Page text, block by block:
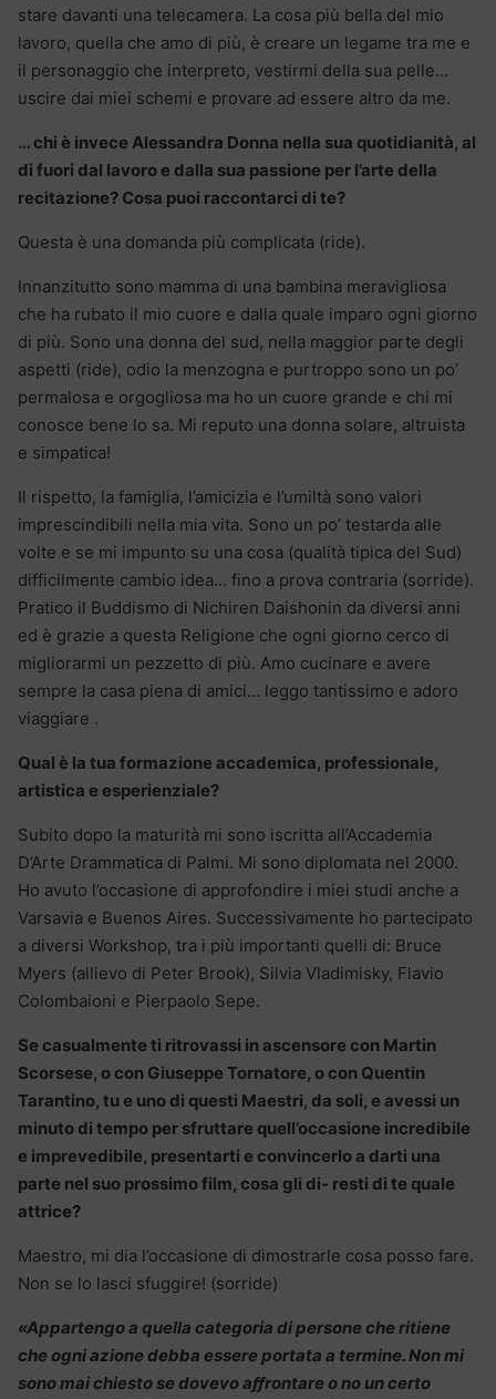
stare davanti una telecamera. La cosa più bella del mio
lavoro, quella che amo di più, è creare un legame tra me e
il personaggio che interpreto, vestirmi della sua pelle…
uscire dai miei schemi e provare ad essere altro da me.
… chi è invece Alessandra Donna nella sua quotidianità, al
di fuori dal lavoro e dalla sua passione per l’arte della
recitazione? Cosa puoi raccontarci di te?
Questa è una domanda più complicata (ride).
Innanzitutto sono mamma di una bambina meravigliosa
che ha rubato il mio cuore e dalla quale imparo ogni giorno
di più. Sono una donna del sud, nella maggior parte degli
aspetti (ride), odio la menzogna e purtroppo sono un po’
permalosa e orgogliosa ma ho un cuore grande e chi mi
conosce bene lo sa. Mi reputo una donna solare, altruista
e simpatica!
Il rispetto, la famiglia, l’amicizia e l’umiltà sono valori
imprescindibili nella mia vita. Sono un po’ testarda alle
volte e se mi impunto su una cosa (qualità tipica del Sud)
difficilmente cambio idea… fino a prova contraria (sorride).
Pratico il Buddismo di Nichiren Daishonin da diversi anni
ed è grazie a questa Religione che ogni giorno cerco di
migliorarmi un pezzetto di più. Amo cucinare e avere
sempre la casa piena di amici… leggo tantissimo e adoro
viaggiare .
Qual è la tua formazione accademica, professionale,
artistica e esperienziale?
Subito dopo la maturità mi sono iscritta all’Accademia
D’Arte Drammatica di Palmi. Mi sono diplomata nel 2000.
Ho avuto l’occasione di approfondire i miei studi anche a
Varsavia e Buenos Aires. Successivamente ho partecipato
a diversi Workshop, tra i più importanti quelli di: Bruce
Myers (allievo di Peter Brook), Silvia Vladimisky, Flavio
Colombaioni e Pierpaolo Sepe.
Se casualmente ti ritrovassi in ascensore con Martin
Scorsese, o con Giuseppe Tornatore, o con Quentin
Tarantino, tu e uno di questi Maestri, da soli, e avessi un
minuto di tempo per sfruttare quell’occasione incredibile
e imprevedibile, presentarti e convincerlo a darti una
parte nel suo prossimo film, cosa gli di- resti di te quale
attrice?
Maestro, mi dia l’occasione di dimostrarle cosa posso fare.
Non se lo lasci sfuggire! (sorride)
«Appartengo a quella categoria di persone che ritiene
che ogni azione debba essere portata a termine. Non mi
sono mai chiesto se dovevo aﬀrontare o no un certo